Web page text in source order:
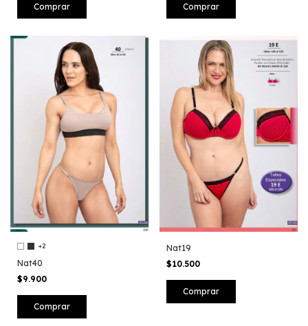
Comprar Comprar
+2
Nat40
$9.900
Comprar
Nat19
$10.500
Comprar